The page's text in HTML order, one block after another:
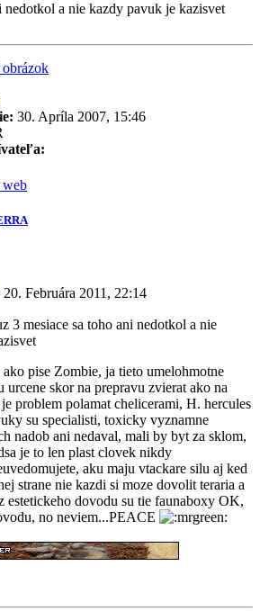
nedotkol a nie kazdy pavuk je kazisvet
30. Apríla 2007, 15:46
web
20. Februára 2011, 22:14
3 mesiace sa toho ani nedotkol a nie
pise Zombie, ja tieto umelohmotne
urcene skor na prepravu zvierat ako na
problem polamat chelicerami, H. hercules
su specialisti, toxicky vyznamne
nadob ani nedaval, mali by byt za sklom,
je to len plast clovek nikdy
aku maju vtackare silu aj ked
strane nie kazdi si moze dovolit teraria a
estetickeho dovodu su tie faunaboxy OK,
no neviem...PEACE